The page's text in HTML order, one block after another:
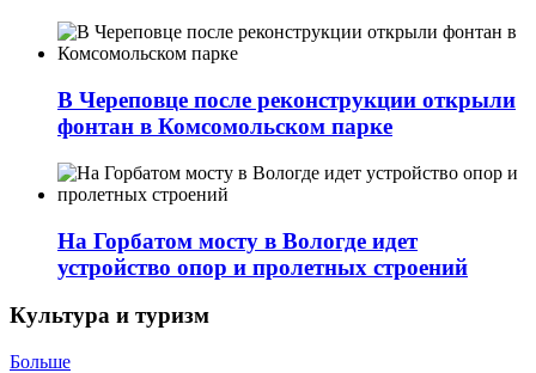
В Череповце после реконструкции открыли
фонтан в Комсомольском парке
На Горбатом мосту в Вологде идет
устройство опор и пролетных строений
Культура и туризм
Больше